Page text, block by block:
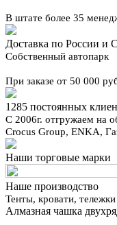
В штате более 35
Доставка по России и
Собственный автопарк
При заказе от 50 000
1285 постоянных
С 2006г. отгружаем на
Crocus Group, ENKA,
Наши торговые марки
Наше производство
Тенты, кровати, тележки
Алмазная чашка